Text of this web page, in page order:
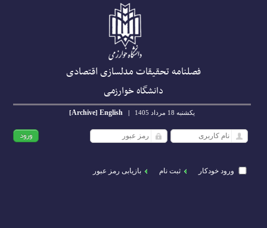
فصلنامه تحقیقات مدلسازی اقتصادی
دانشگاه خوارزمی
یکشنبه 18 مرداد 1405 |
English
[Archive]
ورود خودکار ثبت نام بازیابی رمز عبور